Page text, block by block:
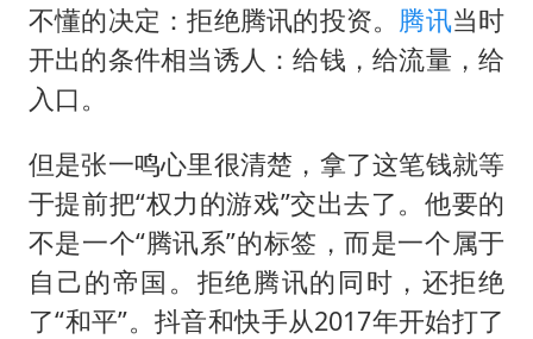
不懂的决定：拒绝腾讯的投资。 腾讯当时
开出的条件相当诱人：给钱，给流量，给
入口。
但是张一鸣心里很清楚，拿了这笔钱就等
于提前把“权力的游戏”交出去了。他要的
不是一个“腾讯系”的标签，而是一个属于
自己的帝国。拒绝腾讯的同时，还拒绝
了“和平”。抖音和快手从2017年开始打了